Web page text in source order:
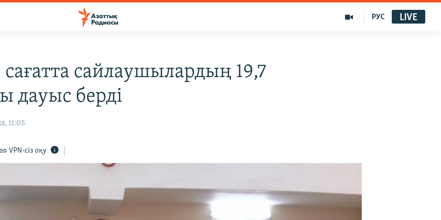
РУС LIVE
сайлаушылардың 19,7
дауыс берді
11:05
VPN-сіз оқу